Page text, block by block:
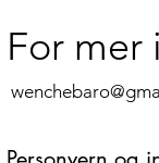
For mer